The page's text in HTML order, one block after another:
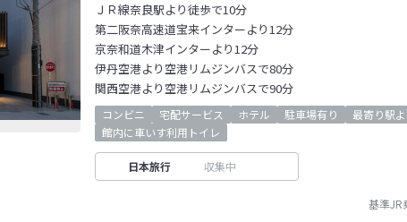
ＪＲ線奈良駅より徒歩で10分
第二阪奈高速道宝来インターより12分
京奈和道木津インターより12分
伊丹空港より空港リムジンバスで80分
関西空港より空港リムジンバスで90分
コンビニ 宅配サービス ホテル 駐車場有り
最寄り駅
館内に車いす利用トイレ
日本旅行 収集中
基準JR